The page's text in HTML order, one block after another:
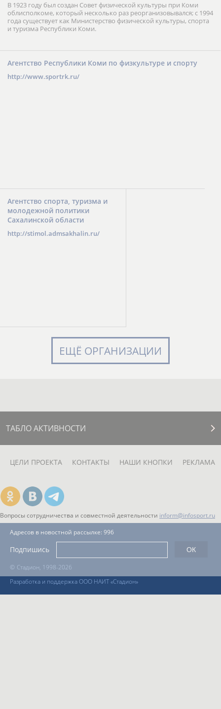
В 1923 году был создан Совет физической культуры при Коми
облисполкоме, который несколько раз реорганизовывался; с 1994
года существует как Министерство физической культуры, спорта
и туризма Республики Коми.
Агентство Республики Коми по физкультуре и спорту
http://www.sportrk.ru/
Агентство спорта, туризма и
молодежной политики
Сахалинской области
http://stimol.admsakhalin.ru/
ЕЩЁ ОРГАНИЗАЦИИ
ТАБЛО АКТИВНОСТИ
ЦЕЛИ ПРОЕКТА КОНТАКТЫ НАШИ КНОПКИ РЕКЛАМА
Вопросы сотрудничества и совместной деятельности inform@infosport.ru
© Стадион, 1998-2026
Разработка и поддержка ООО НАИТ «Стадион»
Адресов в новостной рассылке: 996
Подпишись